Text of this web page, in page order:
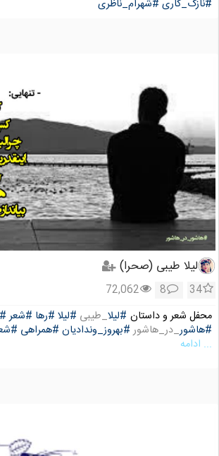
#نازک_کاری #شهرام_ناظری
لیلا طیبی (صحرا)
34
8
72,062
محفل شعر و داستان #لیلا_طیبی #لیلا #رها #شعر
#هاشور_در_هاشور#بهروز_وندادیان #همراهی
... ادامه